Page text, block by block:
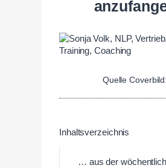
Quelle Coverbild:
Inhaltsverzeichnis
… aus der